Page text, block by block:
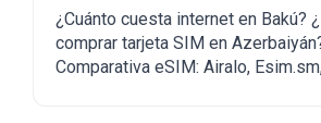
Bakú
¿Cuánto cuesta internet en Bakú?
comprar tarjeta SIM en
Comparativa eSIM: Airalo,